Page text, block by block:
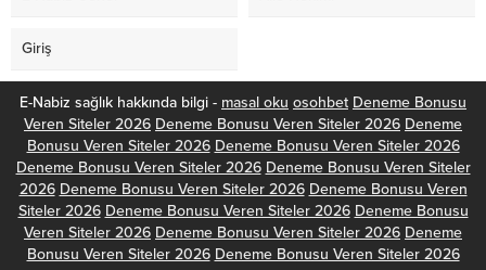
Giriş
E-Nabiz sağlık hakkında bilgi - masal oku osohbet Deneme Bonusu
Veren Siteler 2026 Deneme Bonusu Veren Siteler 2026 Deneme
Bonusu Veren Siteler 2026 Deneme Bonusu Veren Siteler 2026
Deneme Bonusu Veren Siteler 2026 Deneme Bonusu Veren Siteler
2026 Deneme Bonusu Veren Siteler 2026 Deneme Bonusu Veren
Siteler 2026 Deneme Bonusu Veren Siteler 2026 Deneme Bonusu
Veren Siteler 2026 Deneme Bonusu Veren Siteler 2026 Deneme
Bonusu Veren Siteler 2026 Deneme Bonusu Veren Siteler 2026